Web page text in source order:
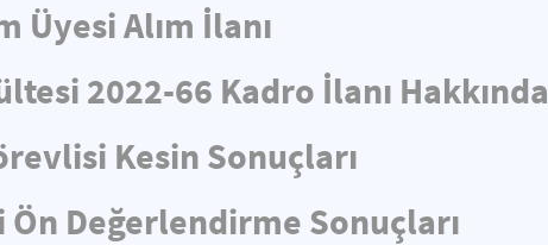
Üyesi Alım İlanı
2022-66 Kadro İlanı Hakkında
Kesin Sonuçları
Değerlendirme Sonuçları